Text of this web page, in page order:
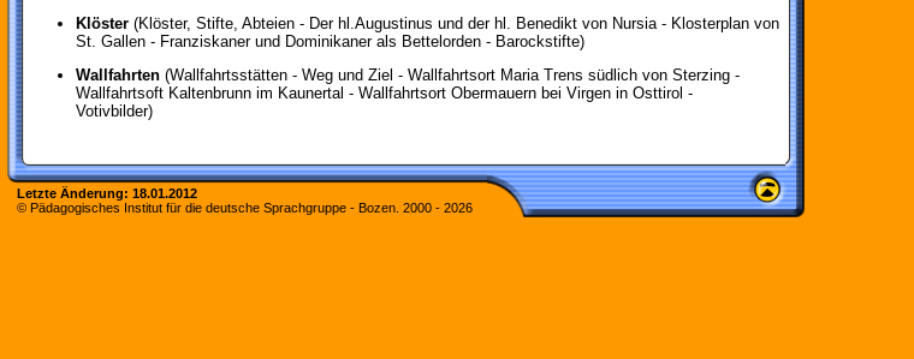
Klöster (Klöster, Stifte, Abteien - Der hl.Augustinus und der hl. Benedikt von Nursia - Klosterplan von
St. Gallen - Franziskaner und Dominikaner als Bettelorden - Barockstifte)
Wallfahrten (Wallfahrtsstätten - Weg und Ziel - Wallfahrtsort Maria Trens südlich von Sterzing -
Wallfahrtsoft Kaltenbrunn im Kaunertal - Wallfahrtsort Obermauern bei Virgen in Osttirol -
Votivbilder)
Letzte Änderung: 18.01.2012
© Pädagogisches Institut für die deutsche Sprachgruppe - Bozen. 2000 - 2026